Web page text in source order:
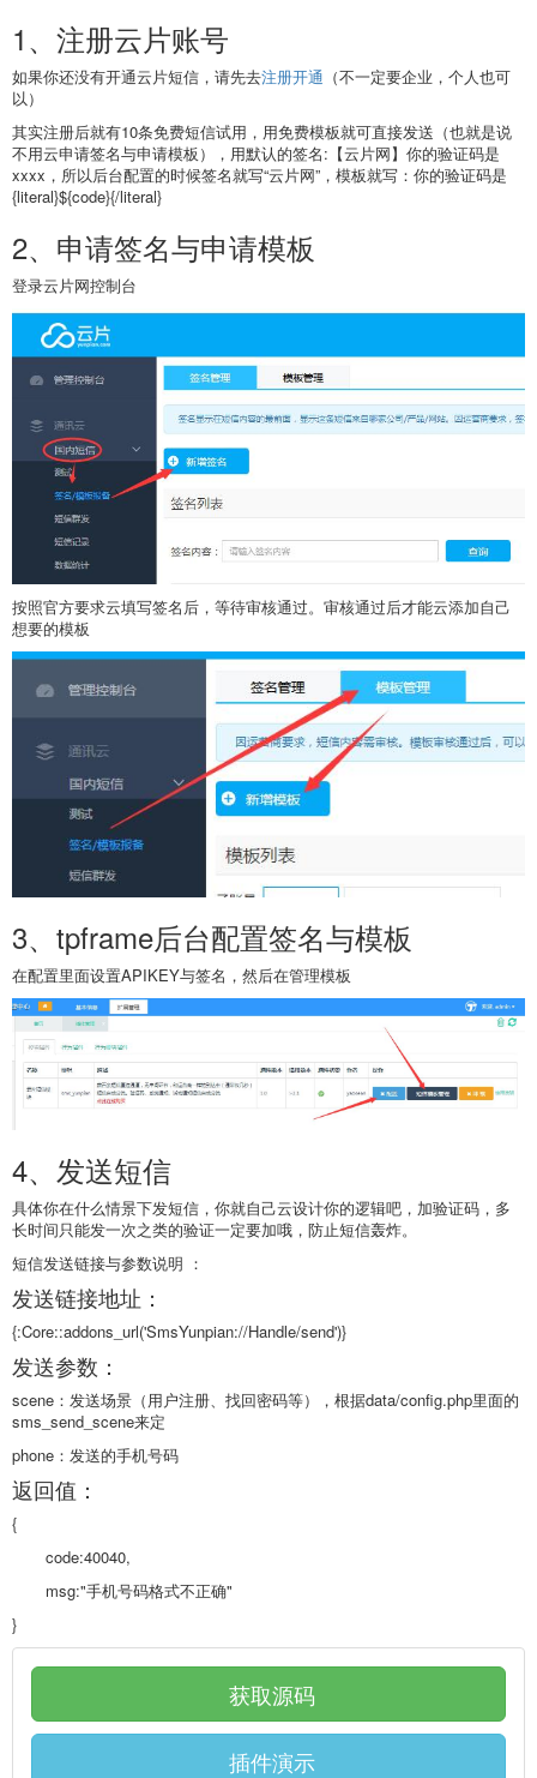
1、注册云片账号
如果你还没有开通云片短信，请先去注册开通 （不一定要企业，个人也可
以）
其实注册后就有10条免费短信试用，用免费模板就可直接发送（也就是说
不用云申请签名与申请模板），用默认的签名:【云片网】你的验证码是
xxxx，所以后台配置的时候签名就写“云片网”，模板就写：你的验证码是
{literal}${code}{/literal}
2、申请签名与申请模板
登录云片网控制台
按照官方要求云填写签名后，等待审核通过。审核通过后才能云添加自己
想要的模板
3、tpframe后台配置签名与模板
在配置里面设置APIKEY与签名，然后在管理模板
4、发送短信
具体你在什么情景下发短信，你就自己云设计你的逻辑吧，加验证码，多
长时间只能发一次之类的验证一定要加哦，防止短信轰炸。
短信发送链接与参数说明 ：
发送链接地址：
{:Core::addons_url('SmsYunpian://Handle/send')}
发送参数：
scene：发送场景（用户注册、找回密码等），根据data/config.php里面的
sms_send_scene来定
phone：发送的手机号码
返回值：
{
code:40040,
msg:"手机号码格式不正确"
}
获取源码
插件演示